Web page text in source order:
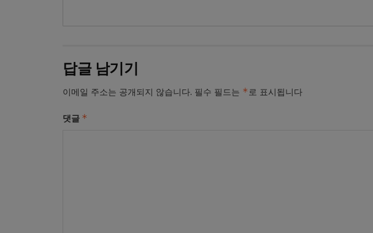
답글 남기기
이메일 주소는 공개되지 않습니다. 필수 필드는 *로 표시됩니다
댓글 *